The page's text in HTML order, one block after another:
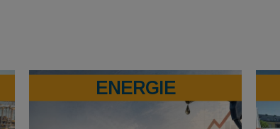
ENERGIE